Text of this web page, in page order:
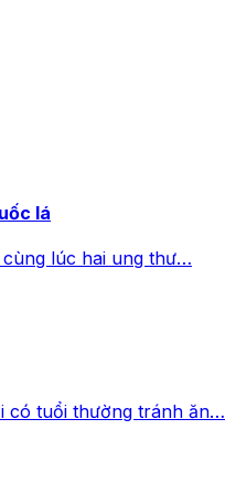
lá
lúc hai ung thư…
có tuổi thường tránh ăn…